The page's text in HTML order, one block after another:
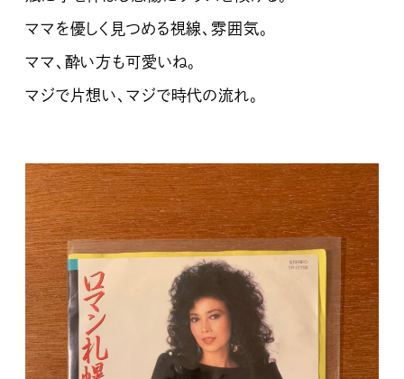
ママを優しく見つめる視線、雰囲気。
ママ、酔い方も可愛いね。
マジで片想い、マジで時代の流れ。